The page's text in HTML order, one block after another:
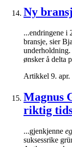
Ny
...endringene i
bransje, sier
underholdning.
ønsker å delta
Artikkel 9.
Magnus
riktig
...gjenkjenne
suksessrike